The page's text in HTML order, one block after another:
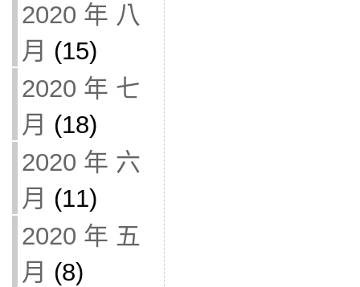
2020 年 八
月 (15)
2020 年 七
月 (18)
2020 年 六
月 (11)
2020 年 五
月 (8)